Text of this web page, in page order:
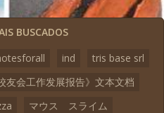
BUSCADOS
ind
tris base srl
友会工作发展报告》文本文档
マウス スライム